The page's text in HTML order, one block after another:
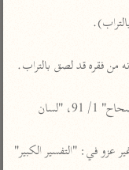
تفسير الجلالين
جامع البيان للإيجي
تفسير النسفي
الوجيز للواحدي